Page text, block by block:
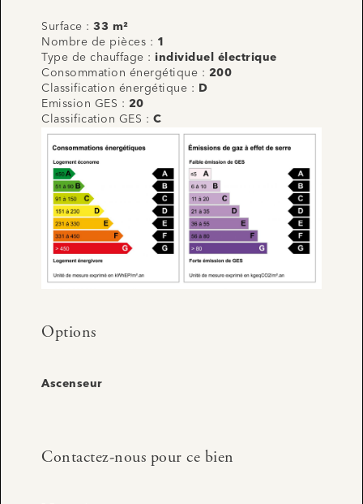
Surface : 33 m²
Nombre de pièces : 1
Type de chauffage : individuel électrique
Consommation énergétique : 200
Classification énergétique :
D
Emission GES : 20
Classification GES : C
Options
Ascenseur
Contactez-nous pour ce bien